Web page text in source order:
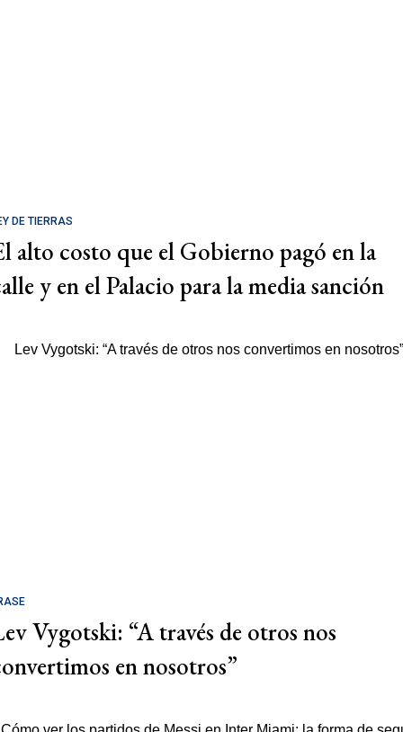
DE TIERRAS
alto costo que el Gobierno pagó en la
y en el Palacio para la media sanción
Vygotski: “A través de otros nos
en nosotros”